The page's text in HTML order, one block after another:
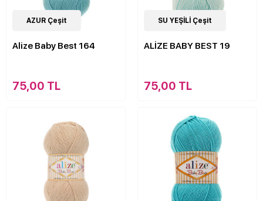
63Çeşit
AZUR Çeşit
Alize Baby Best 164
75,00 TL
63Çeşit
SU YEŞİLİ Çeşit
ALİZE BABY BEST 19
75,00 TL